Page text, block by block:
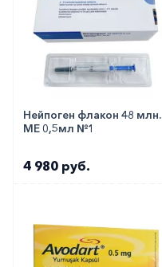
Нейпоген флакон 48 млн.
МЕ 0,5мл №1
4 980 руб.